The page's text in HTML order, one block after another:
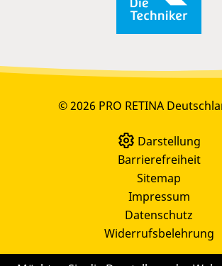
© 2026 PRO RETINA
Darstellung
Barrierefreiheit
Sitemap
Impressum
Datenschutz
Widerrufsbelehrung